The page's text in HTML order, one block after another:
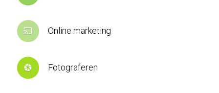
cast Online marketing
camera Fotograferen